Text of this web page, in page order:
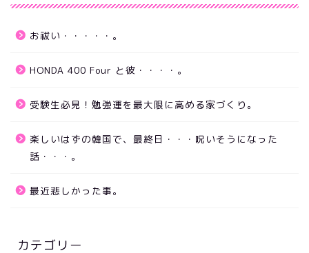
お祓い・・・・・。
HONDA 400 Four と彼・・・・。
受験生必見！勉強運を最大限に高める家づくり。
楽しいはずの韓国で、最終日・・・呪いそうになった
話・・・。
最近悲しかった事。
カテゴリー